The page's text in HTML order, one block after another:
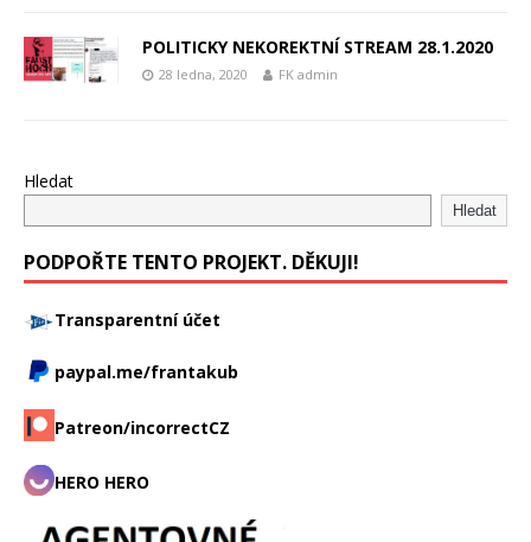
POLITICKY NEKOREKTNÍ STREAM 28.1.2020
28 ledna, 2020 FK admin
Hledat
Hledat
PODPOŘTE TENTO PROJEKT. DĚKUJI!
Transparentní účet
paypal.me/frantakub
Patreon/incorrectCZ
HERO HERO